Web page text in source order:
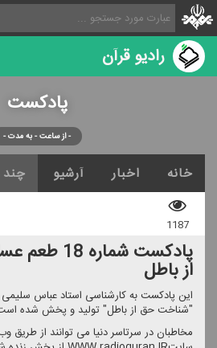
رادیو قرآن
پادكست
- از ساعت - به مدت -
خانه اخبار آرشیو چند
1187
پادكست
از باطل
این پادكست به كارشناسی استاد عباس
"شناخت حق از باطل" تولید و پخش شده
مخاطبان در سرتاسر دنیا می توانند از طریق